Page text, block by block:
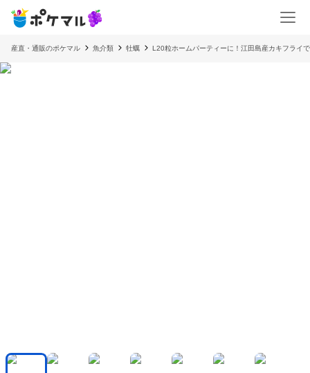
産直・通販のポケマル 魚介類 牡蠣 L20粒ホームパーティーに！江田島産カキフライ